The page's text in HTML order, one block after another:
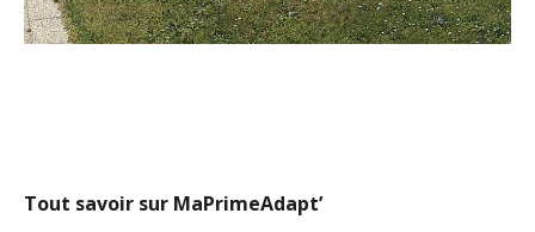
Tout savoir sur MaPrimeAdapt’